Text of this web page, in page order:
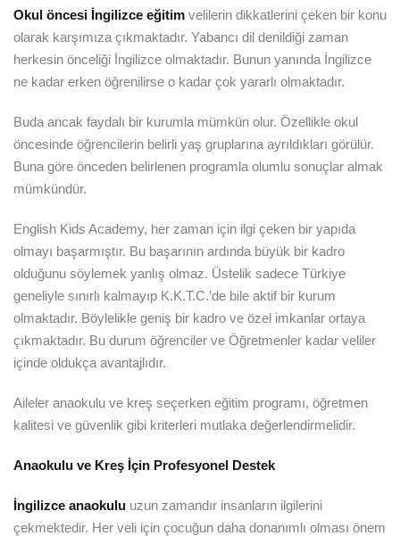
Okul öncesi İngilizce eğitim velilerin dikkatlerini çeken bir konu
olarak karşımıza çıkmaktadır. Yabancı dil denildiği zaman
herkesin önceliği İngilizce olmaktadır. Bunun yanında İngilizce
ne kadar erken öğrenilirse o kadar çok yararlı olmaktadır.
Buda ancak faydalı bir kurumla mümkün olur. Özellikle okul
öncesinde öğrencilerin belirli yaş gruplarına ayrıldıkları görülür.
Buna göre önceden belirlenen programla olumlu sonuçlar almak
mümkündür.
English Kids Academy, her zaman için ilgi çeken bir yapıda
olmayı başarmıştır. Bu başarının ardında büyük bir kadro
olduğunu söylemek yanlış olmaz. Üstelik sadece Türkiye
geneliyle sınırlı kalmayıp K.K.T.C.’de bile aktif bir kurum
olmaktadır. Böylelikle geniş bir kadro ve özel imkanlar ortaya
çıkmaktadır. Bu durum öğrenciler ve Öğretmenler kadar veliler
içinde oldukça avantajlıdır.
Aileler anaokulu ve kreş seçerken eğitim programı, öğretmen
kalitesi ve güvenlik gibi kriterleri mutlaka değerlendirmelidir.
Anaokulu ve Kreş İçin Profesyonel Destek
İngilizce anaokulu uzun zamandır insanların ilgilerini
çekmektedir. Her veli için çocuğun daha donanımlı olması önem